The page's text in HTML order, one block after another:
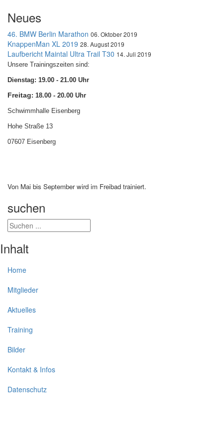
Neues
46. BMW Berlin Marathon 06. Oktober 2019
KnappenMan XL 2019 28. August 2019
Laufbericht Maintal Ultra Trail T30 14. Juli 2019
Unsere Trainingszeiten sind:
Dienstag: 19.00 - 21.00 Uhr
Freitag: 18.00 - 20.00 Uhr
Schwimmhalle Eisenberg
Hohe Straße 13
07607 Eisenberg
Von Mai bis September wird im Freibad trainiert.
suchen
Inhalt
Home
Mitglieder
Aktuelles
Training
Bilder
Kontakt & Infos
Datenschutz